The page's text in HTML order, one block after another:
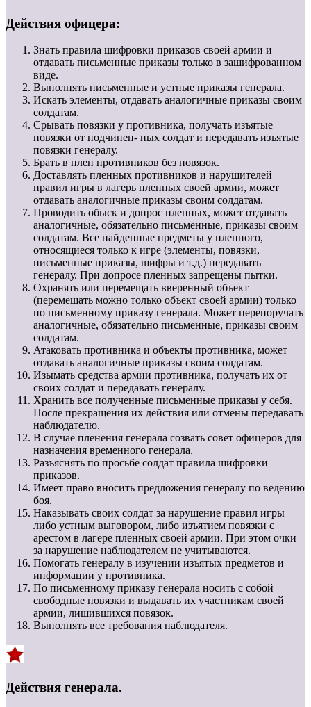
Действия офицера:
Знать правила шифровки приказов своей армии и
отдавать письменные приказы только в зашифрованном
виде.
Выполнять письменные и устные приказы генерала.
Искать элементы, отдавать аналогичные приказы своим
солдатам.
Срывать повязки у противника, получать изъятые
повязки от подчинен- ных солдат и передавать изъятые
повязки генералу.
Брать в плен противников без повязок.
Доставлять пленных противников и нарушителей
правил игры в лагерь пленных своей армии, может
отдавать аналогичные приказы своим солдатам.
Проводить обыск и допрос пленных, может отдавать
аналогичные, обязательно письменные, приказы своим
солдатам. Все найденные предметы у пленного,
относящиеся только к игре (элементы, повязки,
письменные приказы, шифры и т.д.) передавать
генералу. При допросе пленных запрещены пытки.
Охранять или перемещать вверенный объект
(перемещать можно только объект своей армии) только
по письменному приказу генерала. Может перепоручать
аналогичные, обязательно письменные, приказы своим
солдатам.
Атаковать противника и объекты противника, может
отдавать аналогичные приказы своим солдатам.
Изымать средства армии противника, получать их от
своих солдат и передавать генералу.
Хранить все полученные письменные приказы у себя.
После прекращения их действия или отмены передавать
наблюдателю.
В случае пленения генерала созвать совет офицеров для
назначения временного генерала.
Разъяснять по просьбе солдат правила шифровки
приказов.
Имеет право вносить предложения генералу по ведению
боя.
Наказывать своих солдат за нарушение правил игры
либо устным выговором, либо изъятием повязки с
арестом в лагере пленных своей армии. При этом очки
за нарушение наблюдателем не учитываются.
Помогать генералу в изучении изъятых предметов и
информации у противника.
По письменному приказу генерала носить с собой
свободные повязки и выдавать их участникам своей
армии, лишившихся повязок.
Выполнять все требования наблюдателя.
Действия генерала.